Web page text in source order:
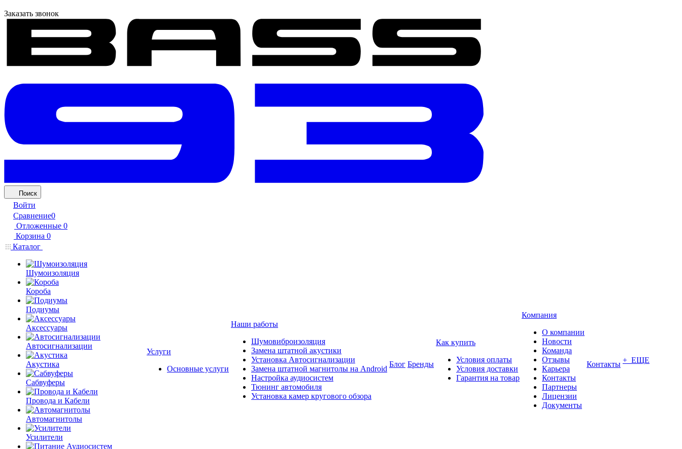
Заказать звонок
Поиск
Войти
Сравнение0
Отложенные 0
Корзина 0
Каталог
Шумоизоляция
Короба
Подиумы
Аксессуары
Автосигнализации
Акустика
Сабвуферы
Провода и Кабели
Автомагнитолы
Усилители
Услуги
Основные услуги
Наши работы
Шумовиброизоляция
Замена штатной акустики
Установка Автосигнализации
Замена штатной магнитолы на Android
Настройка аудиосистем
Тюнинг автомобиля
Установка камер кругового обзора
Блог Бренды
Как купить
Условия оплаты
Условия доставки
Гарантия на товар
Компания
О компании
Новости
Команда
Отзывы
Карьера
Контакты
Партнеры
Лицензии
Документы
Контакты + ЕЩЕ